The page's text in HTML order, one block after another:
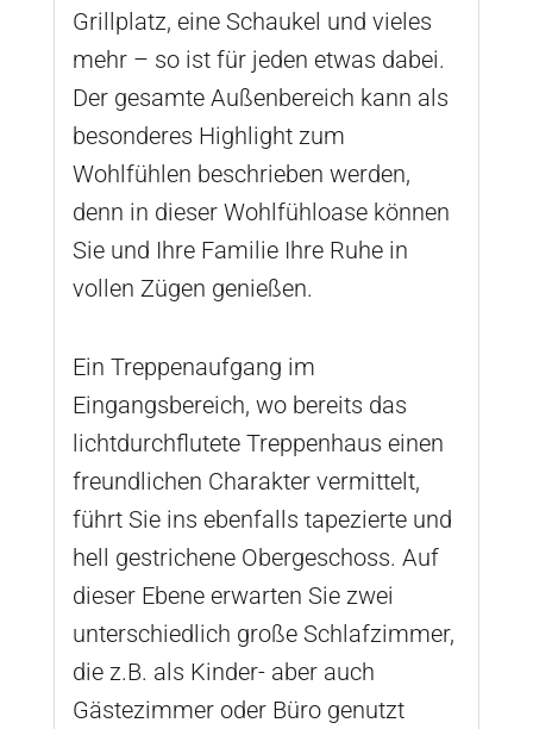
Grillplatz, eine Schaukel und vieles
mehr – so ist für jeden etwas dabei.
Der gesamte Außenbereich kann als
besonderes Highlight zum
Wohlfühlen beschrieben werden,
denn in dieser Wohlfühloase können
Sie und Ihre Familie Ihre Ruhe in
vollen Zügen genießen.
Ein Treppenaufgang im
Eingangsbereich, wo bereits das
lichtdurchflutete Treppenhaus einen
freundlichen Charakter vermittelt,
führt Sie ins ebenfalls tapezierte und
hell gestrichene Obergeschoss. Auf
dieser Ebene erwarten Sie zwei
unterschiedlich große Schlafzimmer,
die z.B. als Kinder- aber auch
Gästezimmer oder Büro genutzt